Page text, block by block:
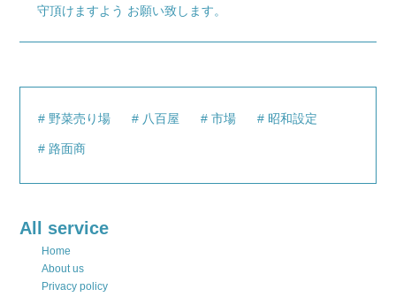
守頂けますよう お願い致します。
野菜売り場 八百屋 市場 昭和設定
路面商
All service
Home
About us
Privacy policy